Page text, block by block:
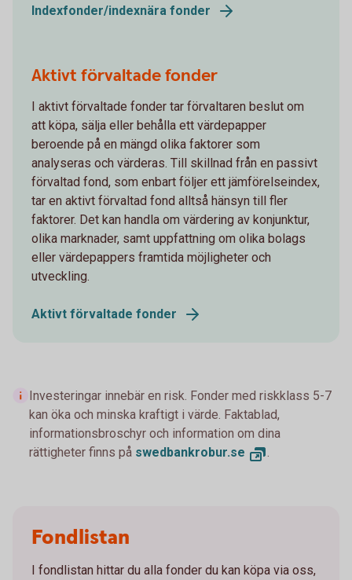
Indexfonder/indexnära fonder
Aktivt förvaltade fonder
I aktivt förvaltade fonder tar förvaltaren beslut om
att köpa, sälja eller behålla ett värdepapper
beroende på en mängd olika faktorer som
analyseras och värderas. Till skillnad från en passivt
förvaltad fond, som enbart följer ett jämförelseindex,
tar en aktivt förvaltad fond alltså hänsyn till fler
faktorer. Det kan handla om värdering av konjunktur,
olika marknader, samt uppfattning om olika bolags
eller värdepappers framtida möjligheter och
utveckling.
Aktivt förvaltade fonder
Investeringar innebär en risk. Fonder med riskklass 5-7
kan öka och minska kraftigt i värde. Faktablad,
informationsbroschyr och information om dina
rättigheter finns på swedbankrobur.se .
Fondlistan
I fondlistan hittar du alla fonder du kan köpa via oss,